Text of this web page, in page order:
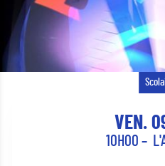
VEN.
10H00